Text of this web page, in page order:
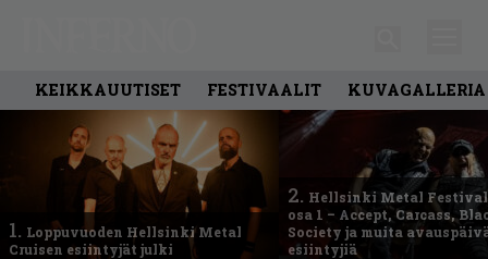
KEIKKAUUTISET FESTIVAALIT KUVAGALLERIA
1. Loppuvuoden Hellsinki Metal
Cruisen esiintyjät julki
2. Hellsinki Metal
osa 1 – Accept, Carcass,
Society ja muita
esiintyjiä